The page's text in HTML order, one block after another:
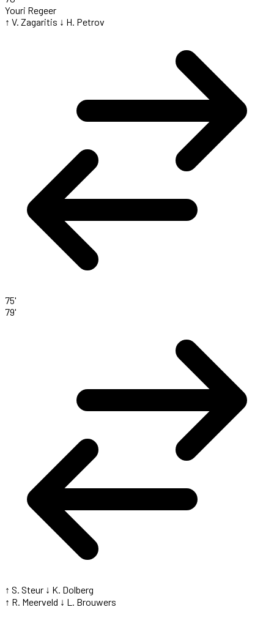
Youri Regeer
↑ V. Zagaritis ↓ H. Petrov
75'
79'
↑ S. Steur ↓ K. Dolberg
↑ R. Meerveld ↓ L. Brouwers